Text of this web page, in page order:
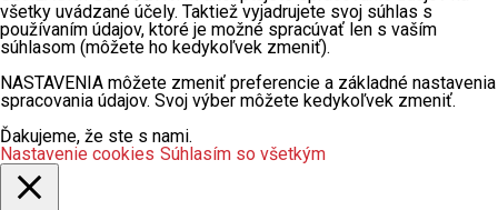
všetky uvádzané účely. Taktiež vyjadrujete svoj súhlas s
používaním údajov, ktoré je možné spracúvať len s vaším
súhlasom (môžete ho kedykoľvek zmeniť).
NASTAVENIA môžete zmeniť preferencie a základné nastavenia
spracovania údajov. Svoj výber môžete kedykoľvek zmeniť.
Ďakujeme, že ste s nami.
Nastavenie cookies Súhlasím so všetkým